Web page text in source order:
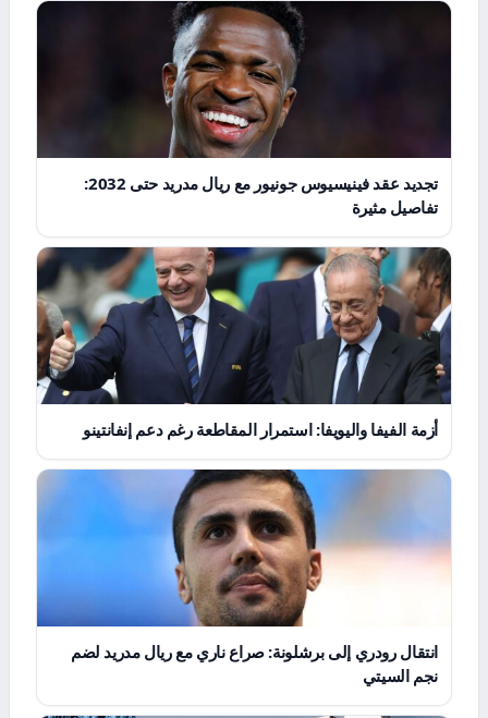
تجديد عقد فينيسيوس جونيور مع ريال مدريد حتى 2032:
تفاصيل مثيرة
أزمة الفيفا واليويفا: استمرار المقاطعة رغم دعم إنفانتينو
انتقال رودري إلى برشلونة: صراع ناري مع ريال مدريد لضم
نجم السيتي